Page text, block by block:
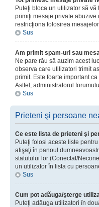
Puteţi bloca un utilizator să
primiţi mesaje private abuzive
restricţiona folosirea
Sus
Am primit spam-uri sau
Ne pare rău să auzim acest
observa care utilizatori trimit
primit. Este foarte important
Astfel, administratorul
Sus
Prieteni şi persoane
Ce este lista de prieteni şi
Puteţi folosi aceste liste
afişaţi în panoul
statutului lor (Conectat/
un utilizator în lista cu
Sus
Cum pot adăuga/şterge
Puteţi adăuga utilizatori în